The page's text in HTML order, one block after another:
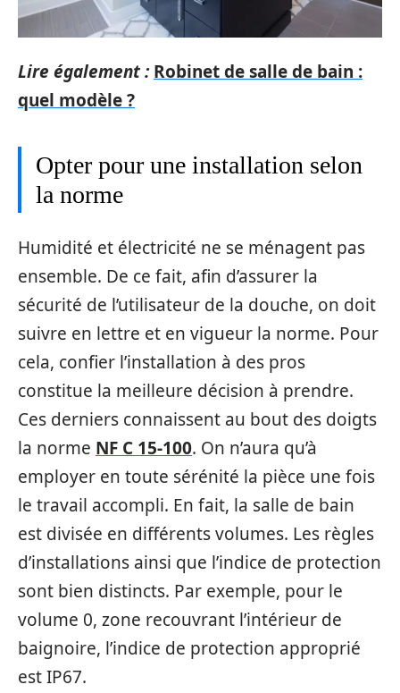
Lire également : Robinet de salle de bain :
quel modèle ?
Opter pour une installation selon
la norme
Humidité et électricité ne se ménagent pas
ensemble. De ce fait, afin d’assurer la
sécurité de l’utilisateur de la douche, on doit
suivre en lettre et en vigueur la norme. Pour
cela, confier l’installation à des pros
constitue la meilleure décision à prendre.
Ces derniers connaissent au bout des doigts
la norme NF C 15-100. On n’aura qu’à
employer en toute sérénité la pièce une fois
le travail accompli. En fait, la salle de bain
est divisée en différents volumes. Les règles
d’installations ainsi que l’indice de protection
sont bien distincts. Par exemple, pour le
volume 0, zone recouvrant l’intérieur de
baignoire, l’indice de protection approprié
est IP67.